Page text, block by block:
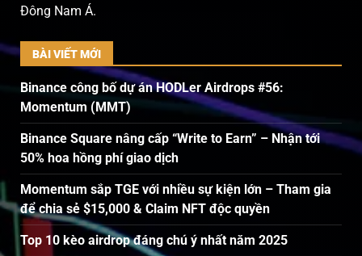
Đông Nam Á.
BÀI VIẾT MỚI
Binance công bố dự án HODLer Airdrops #56:
Momentum (MMT)
Binance Square nâng cấp “Write to Earn” – Nhận tới
50% hoa hồng phí giao dịch
Momentum sắp TGE với nhiều sự kiện lớn – Tham gia
để chia sẻ $15,000 & Claim NFT độc quyền
Top 10 kèo airdrop đáng chú ý nhất năm 2025